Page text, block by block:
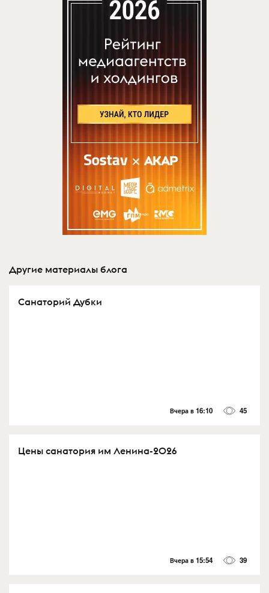
Другие материалы блога
Санаторий Дубки
Вчера в 16:10 45
Цены санатория им Ленина-2026
Вчера в 15:54 39